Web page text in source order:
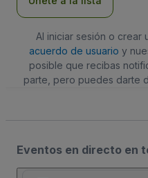
Al iniciar sesión o crear
acuerdo de usuario y
posible que recibas
parte, pero puedes darte
Eventos en directo en